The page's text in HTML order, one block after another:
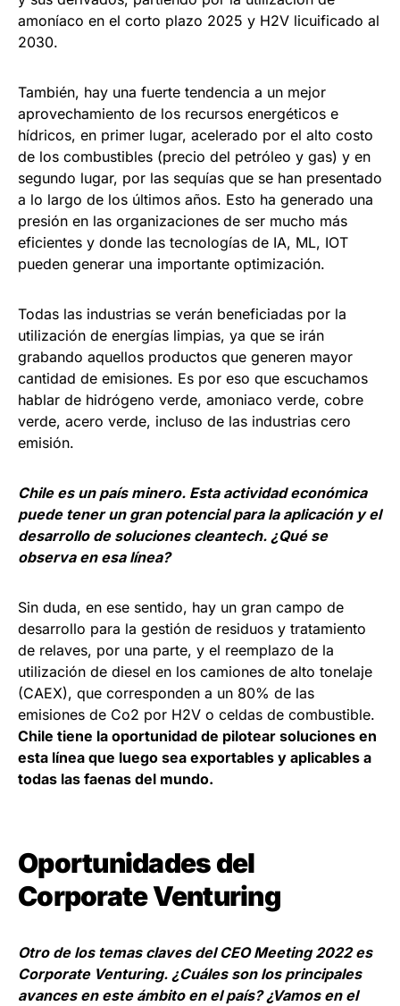
amoníaco en el corto plazo 2025 y H2V licuificado al
2030.
También, hay una fuerte tendencia a un mejor
aprovechamiento de los recursos energéticos e
hídricos, en primer lugar, acelerado por el alto costo
de los combustibles (precio del petróleo y gas) y en
segundo lugar, por las sequías que se han presentado
a lo largo de los últimos años. Esto ha generado una
presión en las organizaciones de ser mucho más
eficientes y donde las tecnologías de IA, ML, IOT
pueden generar una importante optimización.
Todas las industrias se verán beneficiadas por la
utilización de energías limpias, ya que se irán
grabando aquellos productos que generen mayor
cantidad de emisiones. Es por eso que escuchamos
hablar de hidrógeno verde, amoniaco verde, cobre
verde, acero verde, incluso de las industrias cero
emisión.
Chile es un país minero. Esta actividad económica
puede tener un gran potencial para la aplicación y el
desarrollo de soluciones cleantech. ¿Qué se
observa en esa línea?
Sin duda, en ese sentido, hay un gran campo de
desarrollo para la gestión de residuos y tratamiento
de relaves, por una parte, y el reemplazo de la
utilización de diesel en los camiones de alto tonelaje
(CAEX), que corresponden a un 80% de las
emisiones de Co2 por H2V o celdas de combustible.
Chile tiene la oportunidad de pilotear soluciones en
esta línea que luego sea exportables y aplicables a
todas las faenas del mundo.
Oportunidades del
Corporate Venturing
Otro de los temas claves del CEO Meeting 2022 es
Corporate Venturing. ¿Cuáles son los principales
avances en este ámbito en el país? ¿Vamos en el